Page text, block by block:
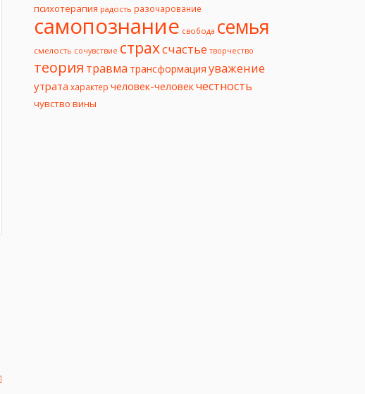
психотерапия радость разочарование
самопознание свобода семья
смелость сочувствие страхсчастье творчество
теория травма трансформация уважение
утрата характер человек-человекчестность
чувство вины